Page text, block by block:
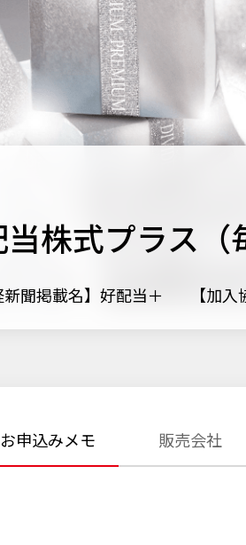
株式プラス（
新聞掲載名】好配当＋ 【加
お申込みメモ 販売会社